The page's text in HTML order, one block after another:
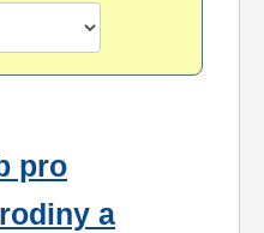
pro
a